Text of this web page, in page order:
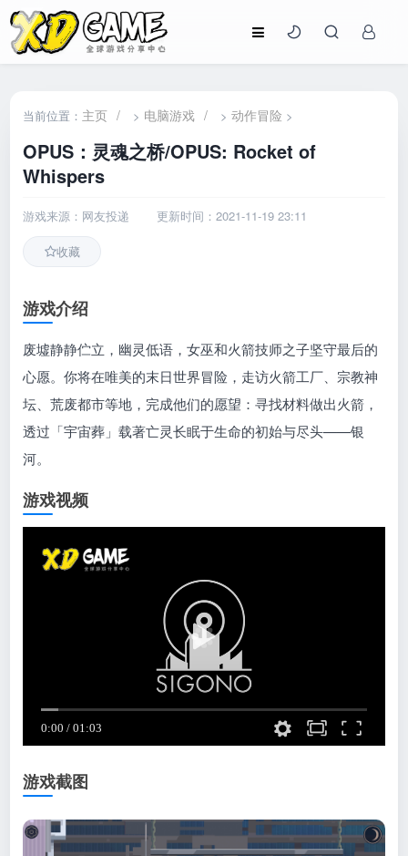
当前位置： 主页 / > 电脑游戏 / >动作冒险 >
OPUS：灵魂之桥/OPUS: Rocket of
Whispers
游戏来源：网友投递 更新时间：2021-11-19 23:11
收藏
游戏介绍
废墟静静伫立，幽灵低语，女巫和火箭技师之子坚守最后的
心愿。你将在唯美的末日世界冒险，走访火箭工厂、宗教神
坛、荒废都市等地，完成他们的愿望：寻找材料做出火箭，
透过「宇宙葬」载著亡灵长眠于生命的初始与尽头——银
河。
游戏视频
游戏截图